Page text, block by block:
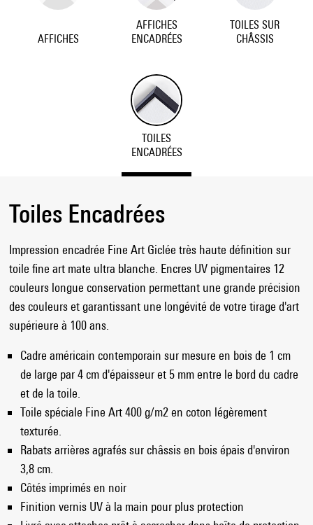
AFFICHES
AFFICHES
ENCADRÉES
TOILES SUR
CHÂSSIS
TOILES
ENCADRÉES
Toiles Encadrées
Impression encadrée Fine Art Giclée très haute définition sur
toile fine art mate ultra blanche. Encres UV pigmentaires 12
couleurs longue conservation permettant une grande précision
des couleurs et garantissant une longévité de votre tirage d'art
supérieure à 100 ans.
Cadre américain contemporain sur mesure en bois de 1 cm
de large par 4 cm d'épaisseur et 5 mm entre le bord du cadre
et de la toile.
Toile spéciale Fine Art 400 g/m2 en coton légèrement
texturée.
Rabats arrières agrafés sur châssis en bois épais d'environ
3,8 cm.
Côtés imprimés en noir
Finition vernis UV à la main pour plus protection